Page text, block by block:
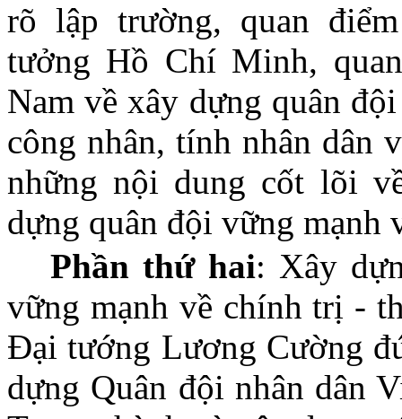
rõ lập trường, quan
tưởng Hồ Chí Minh,
Nam về xây dựng quân
công nhân, tính nhân dân
những nội dung cốt lõi
dựng quân đội vững mạnh
Phần thứ hai: Xây
vững mạnh về chính trị -
Đại tướng Lương Cường
dựng Quân đội nhân dân